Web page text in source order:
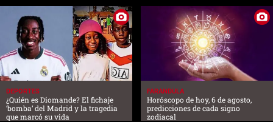
DEPORTES
¿Quién es Diomande? El fichaje
‘bomba’ del Madrid y la tragedia
que marcó su vida
FARANDULA
Horóscopo de hoy, 6 de agosto,
predicciones de cada signo
zodiacal